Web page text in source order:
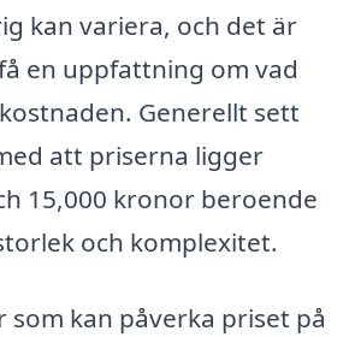
kan variera, och det är
en uppfattning om vad
Generellt sett
att priserna ligger
15,000 kronor beroende
och komplexitet.
kan påverka priset på